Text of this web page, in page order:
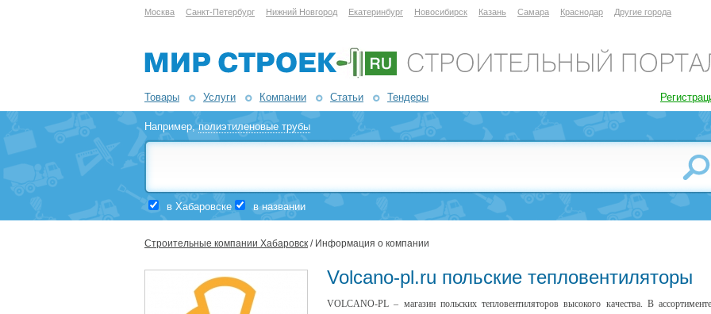
Москва Санкт-Петербург Нижний Новгород Екатеринбург Новосибирск Казань Самара Краснодар Другие города
Товары Услуги Компании Статьи Тендеры
Например,полиэтиленовые трубы
в Хабаровске в названии
Строительные компании Хабаровск / Информация о компании
Volcano-pl.ru польские тепловентиляторы
VOLCANO-PL – магазин польских тепловентиляторов высокого качества. В ассортименте